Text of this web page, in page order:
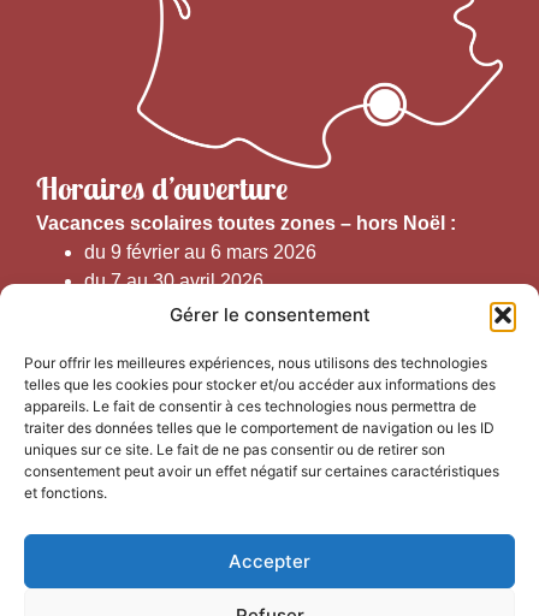
Gérer le consentement
Pour offrir les meilleures expériences, nous utilisons des technologies
telles que les cookies pour stocker et/ou accéder aux informations des
appareils. Le fait de consentir à ces technologies nous permettra de
traiter des données telles que le comportement de navigation ou les ID
uniques sur ce site. Le fait de ne pas consentir ou de retirer son
consentement peut avoir un effet négatif sur certaines caractéristiques
et fonctions.
Accepter
Horaires d’ouverture
Vacances scolaires toutes zones – hors Noël :
du 9 février au 6 mars 2026
du 7 au 30 avril 2026
du 1er juin au 30 septembre 2026
Horaires d’ouverture au public :
Du 1er septembre au 30 juin 2026 (hors juillet et août)
du lundi au vendredi de 9h50 à 12h30 et de
Du 1er juillet au 31 août 2026